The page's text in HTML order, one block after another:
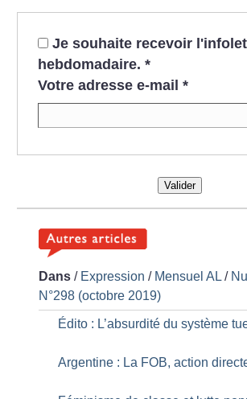
Je souhaite recevoir
hebdomadaire. *
Votre adresse e-mail *
Valider
Dans / Expression / Mensuel AL/
N°298 (octobre 2019)
Édito : L’absurdité du système
Argentine : La FOB, action